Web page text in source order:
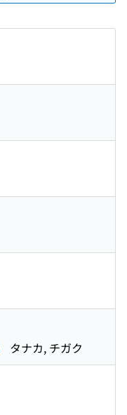
タナカ, チガク